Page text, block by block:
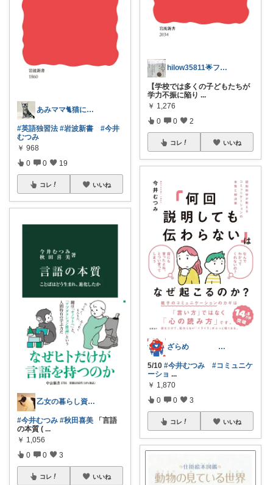
あみママ🐈猫に起こされた日は朝コレ派
#英語独習法 #岩波新書
#今井
むつみ
￥ 968
0 0 19
コレ いいね
乙女の暮らし資料室
#今井むつみ #秋田喜美 「言語
の本質 ( ...
￥ 1,056
0 0 3
コレ いいね
hilow35811🌟フォロー・購入感謝
【学校では多くの子どもたちが
学力不振に陥り ...
￥ 1,276
0 0 2
コレ いいね
ざらめ ᵗʱᵃᵑᵏᵧₒᵤ
5/10 #今井むつみ
#コミュニケ
ーショ ...
￥ 1,870
0 0 3
コレ いいね